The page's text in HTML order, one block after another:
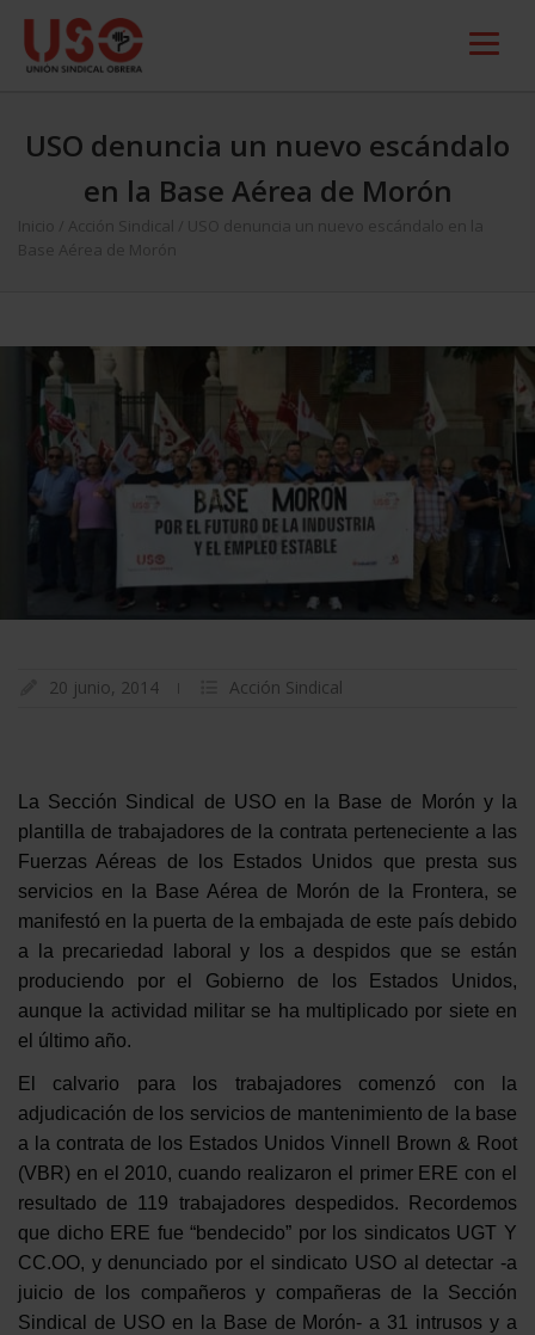
USO denuncia un nuevo escándalo
en la Base Aérea de Morón
Inicio Acción Sindical
USO denuncia un nuevo escándalo en la
Base Aérea de Morón
20 junio, 2014 Acción Sindical
La Sección Sindical de USO en la Base de Morón y la
plantilla de trabajadores de la contrata perteneciente a las
Fuerzas Aéreas de los Estados Unidos que presta sus
servicios en la Base Aérea de Morón de la Frontera, se
manifestó en la puerta de la embajada de este país debido
a la precariedad laboral y los a despidos que se están
produciendo por el Gobierno de los Estados Unidos,
aunque la actividad militar se ha multiplicado por siete en
el último año.
El calvario para los trabajadores comenzó con la
adjudicación de los servicios de mantenimiento de la base
a la contrata de los Estados Unidos Vinnell Brown & Root
(VBR) en el 2010, cuando realizaron el primer ERE con el
resultado de 119 trabajadores despedidos. Recordemos
que dicho ERE fue “bendecido” por los sindicatos UGT Y
CC.OO, y denunciado por el sindicato USO al detectar -a
juicio de los compañeros y compañeras de la Sección
Sindical de USO en la Base de Morón- a 31 intrusos y a